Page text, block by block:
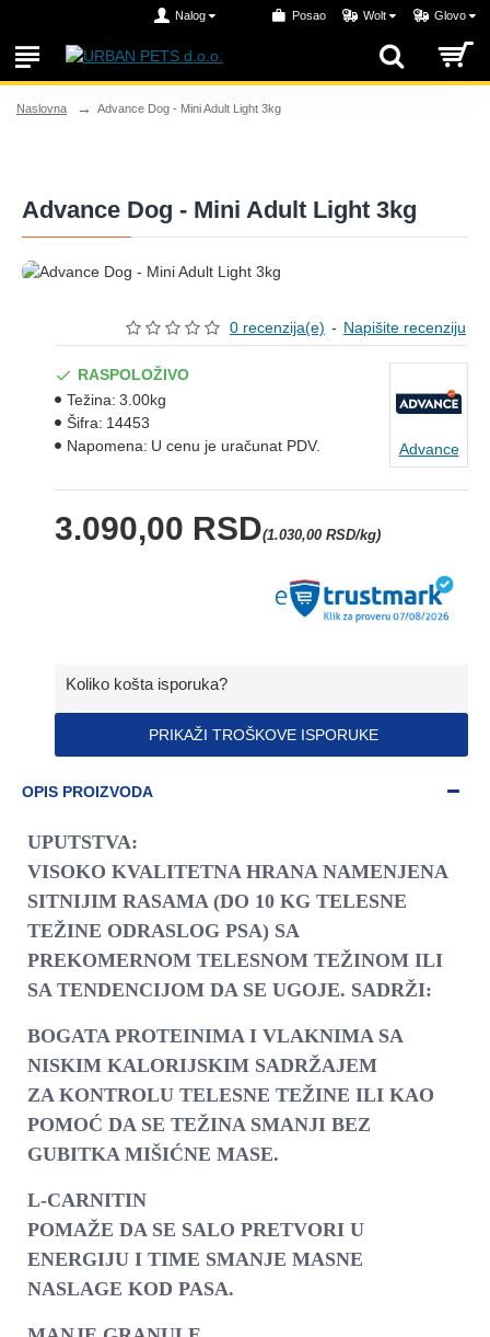
Nalog Posao Wolt Glovo
Naslovna Advance Dog - Mini Adult Light 3kg
Advance Dog - Mini Adult Light 3kg
0 recenzija(e) - Napišite recenziju
3.090,00 RSD(1.030,00 RSD/kg)
RASPOLOŽIVO
Težina: 3.00kg
Šifra: 14453
Napomena: U cenu je uračunat PDV. Advance
Koliko košta isporuka?
PRIKAŽI TROŠKOVE ISPORUKE
OPIS PROIZVODA
UPUTSTVA:
VISOKO KVALITETNA HRANA NAMENJENA
SITNIJIM RASAMA (DO 10 KG TELESNE
TEŽINE ODRASLOG PSA) SA
PREKOMERNOM TELESNOM TEŽINOM ILI
SA TENDENCIJOM DA SE UGOJE. SADRŽI:
BOGATA PROTEINIMA I VLAKNIMA SA
NISKIM KALORIJSKIM SADRŽAJEM
ZA KONTROLU TELESNE TEŽINE ILI KAO
POMOĆ DA SE TEŽINA SMANJI BEZ
GUBITKA MIŠIĆNE MASE.
L-CARNITIN
POMAŽE DA SE SALO PRETVORI U
ENERGIJU I TIME SMANJE MASNE
NASLAGE KOD PASA.